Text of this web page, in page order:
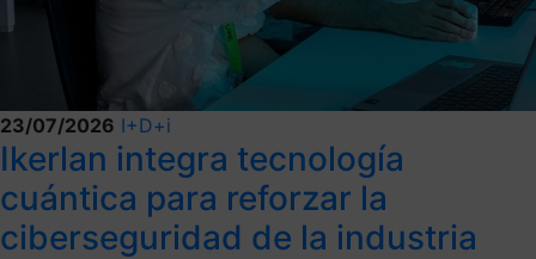
23/07/2026 I+D+i
Ikerlan integra tecnología
cuántica para reforzar la
ciberseguridad de la industria